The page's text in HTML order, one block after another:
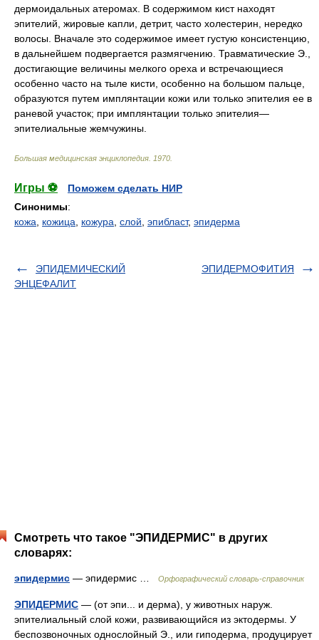
дермоидальных атеромах. В содержимом кист находят
эпителий, жировые капли, детрит, часто холестерин, нередко
волосы. Вначале это содержимое имеет густую консистенцию,
в дальнейшем подвергается размягчению. Травматические Э.,
достигающие величины мелкого ореха и встречающиеся
особенно часто на тыле кисти, особенно на большом пальце,
образуются путем имплянтации кожи или только эпителия ее в
раневой участок; при имплянтации только эпителия—
эпителиальные жемчужины.
Большая медицинская энциклопедия 1970
Игры ⚽
Поможем сделать НИР
Синонимы:
кожа
кожица кожура слой эпибласт, эпидерма
ЭПИДЕМИЧЕСКИЙ
ЭНЦЕФАЛИТ
ЭПИДЕРМОФИТИЯ
Смотреть что такое "ЭПИДЕРМИС" в других
словарях:
эпидермис — эпидермис … Орфографический словарь-справочник
ЭПИДЕРМИС — (от эпи... и дерма), у животных наруж.
эпителиальный слой кожи, развивающийся из эктодермы. У
беспозвоночных однослойный Э., или гиподерма, продуцирует